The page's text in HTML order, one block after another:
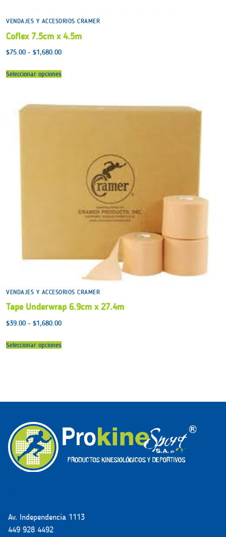
VENDAJES Y ACCESORIOS CRAMER
Coflex 7.5cm x 4.5m
$75.00 - $1,680.00Rango
desde
$75.00
Seleccionar opciones
VENDAJES Y ACCESORIOS CRAMER
Tape Underwrap 6.9cm x 27.4m
$39.00 - $1,680.00Rango
desde
$39.00
Seleccionar opciones
Av. Independencia 1113
449 928 4492